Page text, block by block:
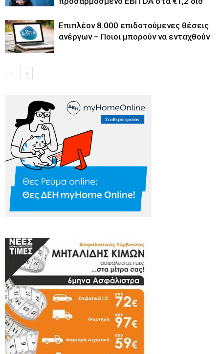
Επιπλέον 8.000 επιδοτούμενες θέσεις
ανέργων – Ποιοι μπορούν να ενταχθούν